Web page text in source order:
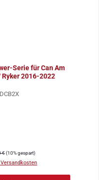
Serie für Can Am
2016-2022
€(10% gespart)